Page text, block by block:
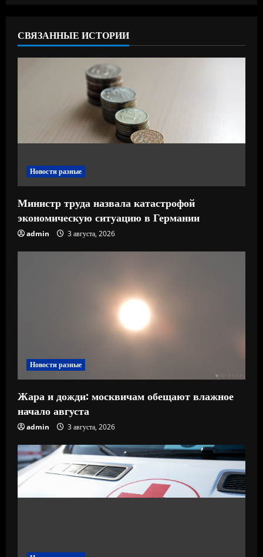
ч
и
СВЯЗАННЫЕ ИСТОРИИ
Новости разные
Министр труда назвала катастрофой
экономическую ситуацию в Германии
admin 3 августа, 2026
Новости разные
Жара и дожди: москвичам обещают влажное
начало августа
admin 3 августа, 2026